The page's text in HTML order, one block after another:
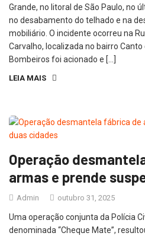
Grande, no litoral de São Paulo, no
no desabamento do telhado e na
mobiliário. O incidente ocorreu na
Carvalho, localizada no bairro Canto
Bombeiros foi acionado e […]
LEIA MAIS
Operação
armas e prende
Admin outubro 31, 2025
Uma operação conjunta da Polícia
denominada “Cheque Mate”,